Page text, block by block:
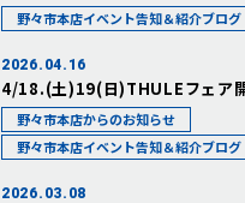
野々市本店イベント告知＆紹介ブログ
2026.04.16
4/18.(土)19(日)THULEフェア
野々市本店からのお知らせ
野々市本店イベント告知＆紹介ブログ
2026.03.08